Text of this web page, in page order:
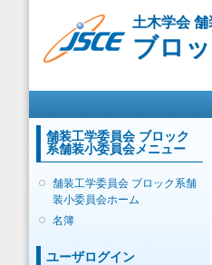
土木学会
ブロ
舗装工学委員会 ブロック
系舗装小委員会メニュー
舗装工学委員会 ブロック系舗
装小委員会ホーム
名簿
ユーザログイン